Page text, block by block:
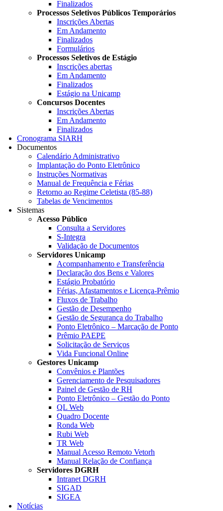
Finalizados
Processos Seletivos Públicos Temporários
Inscrições Abertas
Em Andamento
Finalizados
Formulários
Processos Seletivos de Estágio
Inscrições abertas
Em Andamento
Finalizados
Estágio na Unicamp
Concursos Docentes
Inscrições Abertas
Em Andamento
Finalizados
Cronograma SIARH
Documentos
Calendário Administrativo
Implantação do Ponto Eletrônico
Instruções Normativas
Manual de Frequência e Férias
Retorno ao Regime Celetista (85-88)
Tabelas de Vencimentos
Sistemas
Acesso Público
Consulta a Servidores
S-Integra
Validação de Documentos
Servidores Unicamp
Acompanhamento e Transferência
Declaração dos Bens e Valores
Estágio Probatório
Férias, Afastamentos e Licença-Prêmio
Fluxos de Trabalho
Gestão de Desempenho
Gestão de Segurança do Trabalho
Ponto Eletrônico – Marcação de Ponto
Prêmio PAEPE
Solicitação de Serviços
Vida Funcional Online
Gestores Unicamp
Convênios e Plantões
Gerenciamento de Pesquisadores
Painel de Gestão de RH
Ponto Eletrônico – Gestão do Ponto
QL Web
Quadro Docente
Ronda Web
Rubi Web
TR Web
Manual Acesso Remoto Vetorh
Manual Relação de Confiança
Servidores DGRH
Intranet DGRH
SIGAD
SIGEA
Notícias